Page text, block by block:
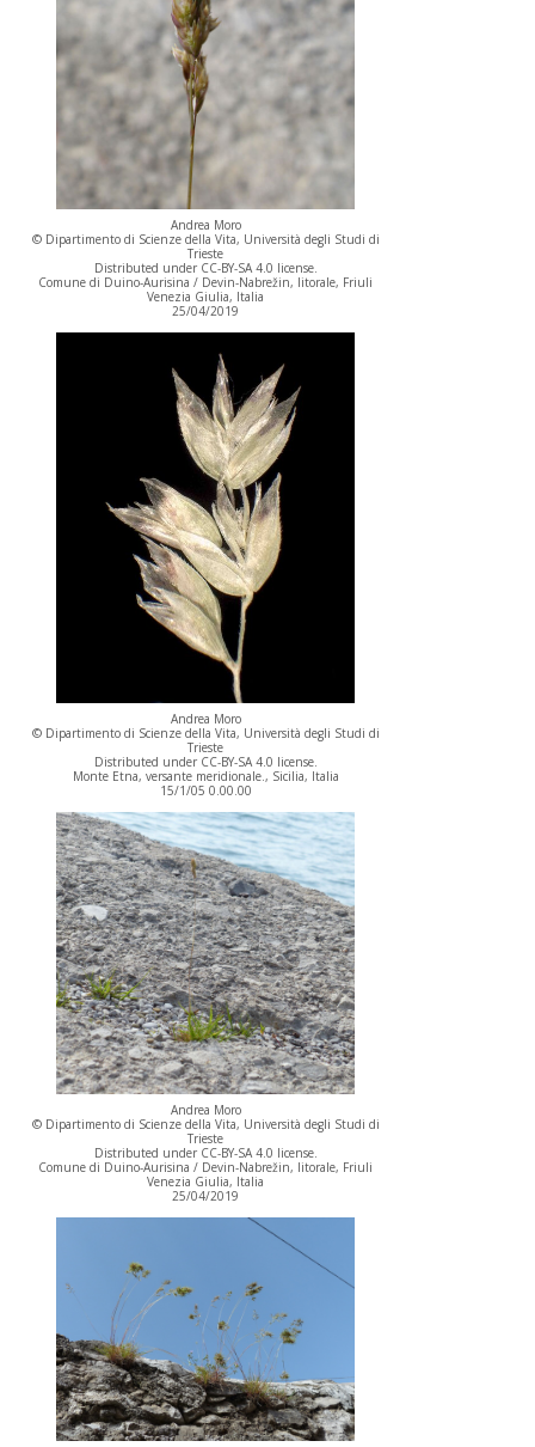
Andrea Moro
© Dipartimento di Scienze della Vita, Università degli Studi di
Trieste
Distributed under CC-BY-SA 4.0 license.
Comune di Duino-Aurisina / Devin-Nabrežin, litorale, Friuli
Venezia Giulia, Italia
25/04/2019
Andrea Moro
© Dipartimento di Scienze della Vita, Università degli Studi di
Trieste
Distributed under CC-BY-SA 4.0 license.
Monte Etna, versante meridionale., Sicilia, Italia
15/1/05 0.00.00
Andrea Moro
© Dipartimento di Scienze della Vita, Università degli Studi di
Trieste
Distributed under CC-BY-SA 4.0 license.
Comune di Duino-Aurisina / Devin-Nabrežin, litorale, Friuli
Venezia Giulia, Italia
25/04/2019